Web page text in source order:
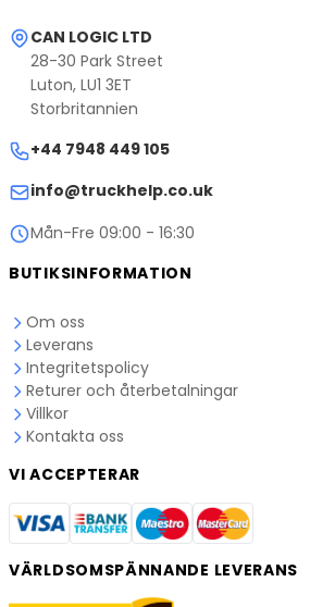
CAN LOGIC LTD
28-30 Park Street
Luton, LU1 3ET
Storbritannien
+44 7948 449 105
info@truckhelp.co.uk
Mån-Fre 09:00 - 16:30
BUTIKSINFORMATION
Om oss
Leverans
Integritetspolicy
Returer och återbetalningar
Villkor
Kontakta oss
VI ACCEPTERAR
VÄRLDSOMSPÄNNANDE LEVERANS